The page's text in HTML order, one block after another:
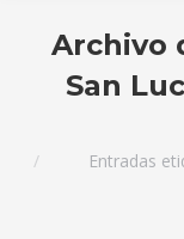
Archivo
San
Entradas